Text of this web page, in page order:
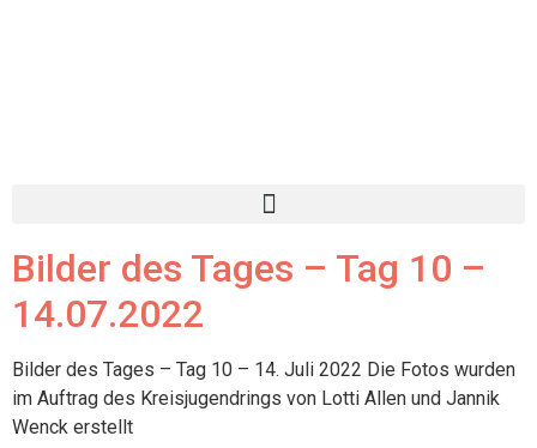
Bilder des Tages – Tag 10 –
14.07.2022
Bilder des Tages – Tag 10 – 14. Juli 2022 Die Fotos wurden
im Auftrag des Kreisjugendrings von Lotti Allen und Jannik
Wenck erstellt